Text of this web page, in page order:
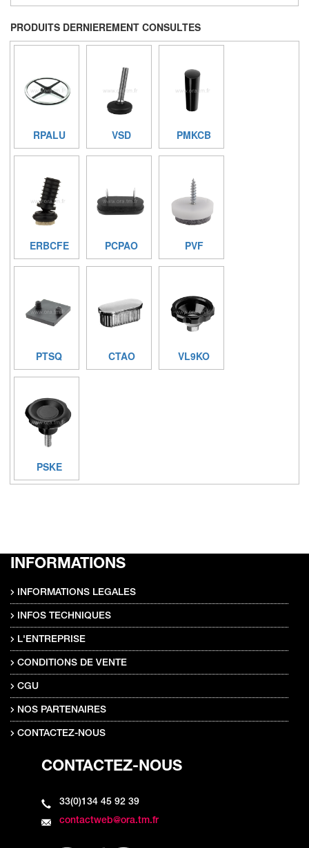
PRODUITS DERNIEREMENT CONSULTES
RPALU VSD PMKCB
ERBCFE PCPAO PVF
PTSQ CTAO VL9KO
PSKE
INFORMATIONS
INFORMATIONS LEGALES
INFOS TECHNIQUES
L'ENTREPRISE
CONDITIONS DE VENTE
CGU
NOS PARTENAIRES
CONTACTEZ-NOUS
CONTACTEZ-NOUS
33(0)134 45 92 39
contactweb@ora.tm.fr